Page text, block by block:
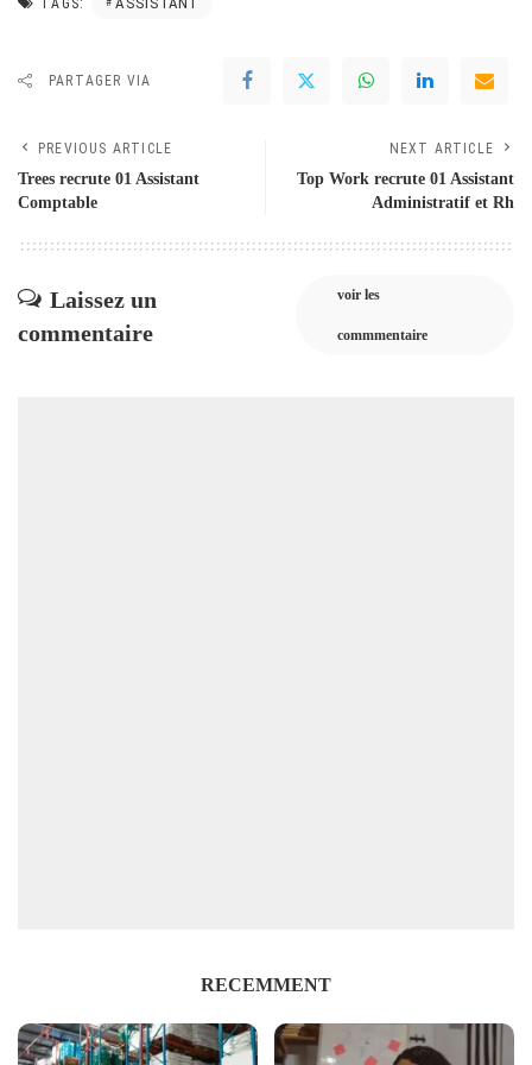
TAGS:
PARTAGER VIA
PREVIOUS ARTICLE
Trees recrute 01 Assistant
Comptable
NEXT ARTICLE
Top Work recrute 01 Assistant
Administratif et Rh
Laissez un
commentaire
voir les
commmentaire
RECEMMENT